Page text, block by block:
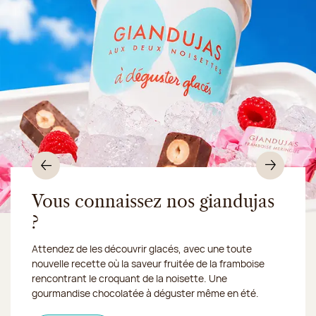
Vous connaissez nos giandujas
?
Attendez de les découvrir glacés, avec une toute
nouvelle recette où la saveur fruitée de la framboise
rencontrant le croquant de la noisette. Une
gourmandise chocolatée à déguster même en été.
Du 10 au 16 août 2026, notre atelier sera fermé :
Une envie gourmande ?
Découvrir le produit
Découvrez notre collection de crèmes glacées et
nous expédions vos
gourmandises en Chronofresh
Je découvre la collection
Précédent